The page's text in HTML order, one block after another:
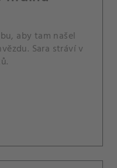
aby tam našel
Sara stráví v